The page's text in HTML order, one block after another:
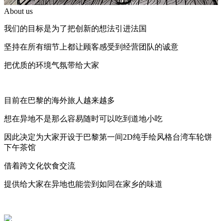
About us
我们的目标是为了把创新的想法引进法国
坚持在所有细节上都让顾客感受到经营团队的诚意
把优质的环境气氛带给大家
目前在巴黎的海外旅人越来越多
想在异地不是那么容易随时可以吃到道地小吃
因此决定为大家开设于巴黎第一间2D纯手绘风格台湾车轮饼
下午茶馆
借着跨文化饮食交流
提供给大家在异地也能尝到如同在家乡的味道